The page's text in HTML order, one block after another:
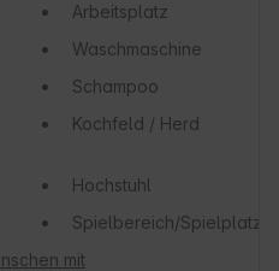
Arbeitsplatz
Waschmaschine
Schampoo
Kochfeld / Herd
Hochstuhl
Spielbereich/Spielplatz
mit